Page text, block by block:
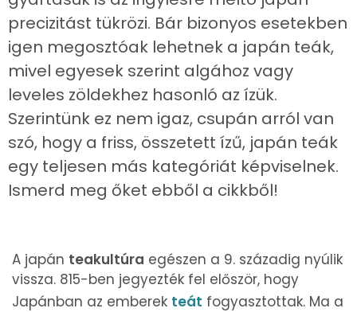
precizitást tükrözi. Bár bizonyos esetekben
igen megosztóak lehetnek a japán teák,
mivel egyesek szerint algához vagy
leveles zöldekhez hasonló az ízük.
Szerintünk ez nem igaz, csupán arról van
szó, hogy a friss, összetett ízű, japán teák
egy teljesen más kategóriát képviselnek.
Ismerd meg őket ebből a cikkből!
A japán teakultúra egészen a 9. századig nyúlik
vissza. 815-ben jegyezték fel először, hogy
Japánban az emberek teát fogyasztottak. Ma a